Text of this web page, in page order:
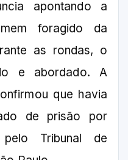
apontando a
foragido da
as rondas, o
e abordado. A
que havia
de prisão por
pelo Tribunal de